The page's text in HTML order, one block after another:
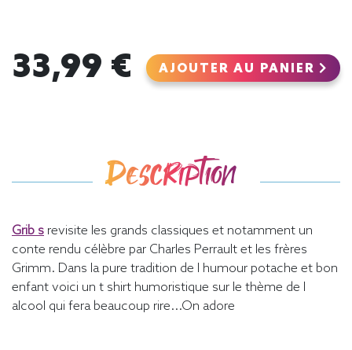
33,99 € AJOUTER AU PANIER
Description
Grib s revisite les grands classiques et notamment un
conte rendu célèbre par Charles Perrault et les frères
Grimm. Dans la pure tradition de l humour potache et bon
enfant voici un t shirt humoristique sur le thème de l
alcool qui fera beaucoup rire...On adore